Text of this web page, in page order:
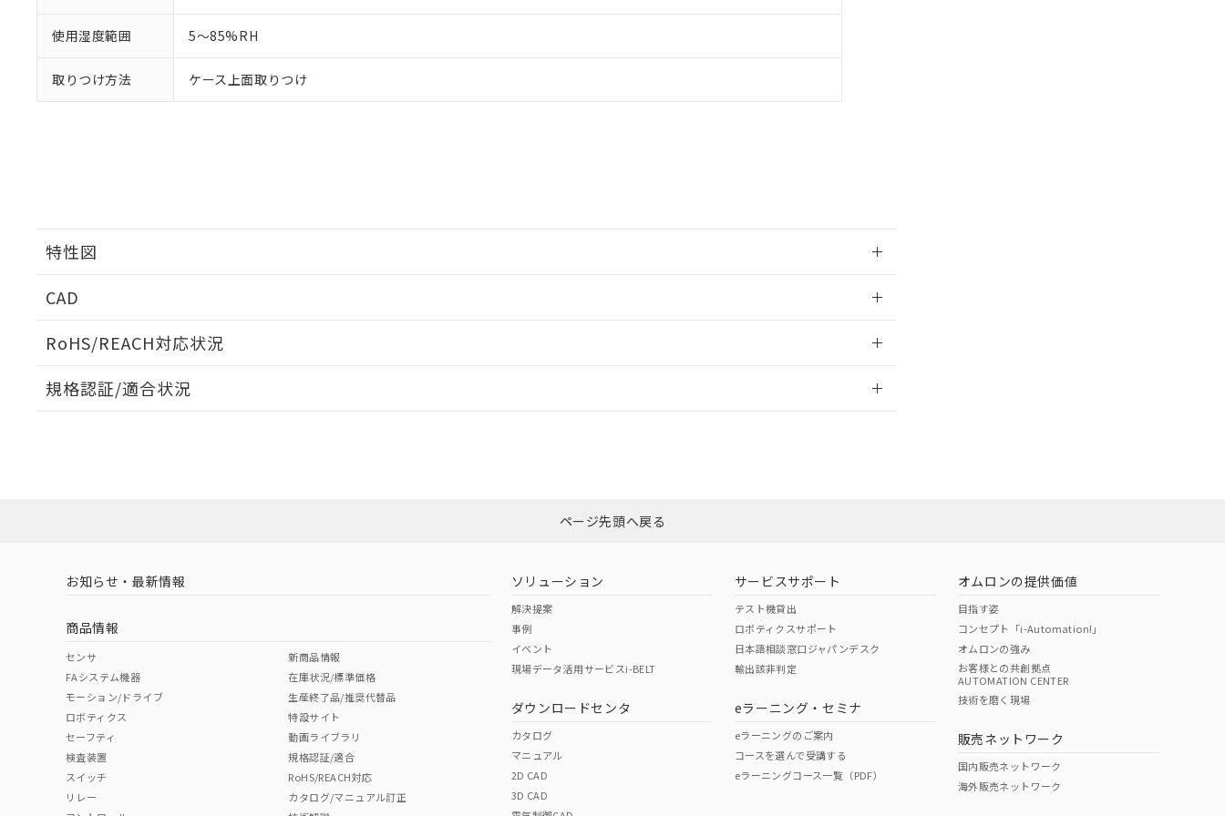
使用湿度範囲 5～85%RH
取りつけ方法 ケース上面取りつけ
特性図
CAD
RoHS/REACH対応状況
EU RoHS 注意事項・凡例
ダウンロードはこちら
中国 RoHS 注意事項・凡例
中国 RoHS表
Pb Hg Cr(VI)
O O
規格認証/適合状況
（イギリス
（ノルウェー
（日本
（アメリカ
この製品の規格認証/適合状況ページへ
その他の認証はこちらのページからご検索ください
ページ先頭へ戻る
お知らせ・最新情報
商品情報
センサ
FAシステム機器
モーション/ドライブ
ロボティクス
セーフティ
検査装置
スイッチ
リレー
新商品情報
在庫状況/標準価格
生産終了品/推奨代替品
特設サイト
動画ライブラリ
規格認証/適合
RoHS/REACH対応
カタログ/マニュアル訂正
ソリューション
解決提案
事例
イベント
現場データ活用サービスi-BELT
ダウンロードセンタ
カタログ
マニュアル
2D CAD
3D CAD
サービスサポート
テスト機貸出
ロボティクスサポート
日本語相談窓口ジャパンデスク
輸出該非判定
eラーニング・セミナ
eラーニングのご案内
コースを選んで受講する
eラーニングコース一覧（PDF）
オムロンの提供価値
目指す姿
コンセプト「i-Automation!」
オムロンの強み
お客様との共創拠点
AUTOMATION CENTER
技術を磨く現場
販売ネットワーク
国内販売ネットワーク
海外販売ネットワーク